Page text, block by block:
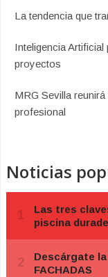
La tendencia que
Inteligencia
proyectos
MRG Sevilla
profesional
Noticias